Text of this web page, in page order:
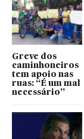
Greve dos
caminhoneiros
tem apoio nas
ruas: “É um mal
necessário”